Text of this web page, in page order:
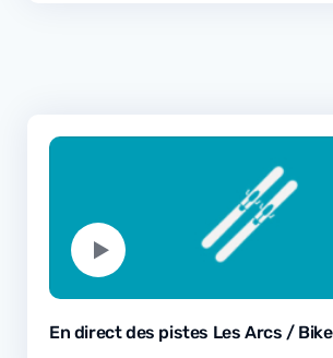
En direct des pistes Les Arcs /